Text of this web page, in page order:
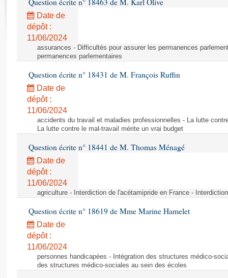
Rapports d'enquête
Rapports législatifs
Rapports sur l'application des lois
Baromètre de l’application des lois
Budget et sécurité sociale
Questions écrites et orales
Comptes rendus des débats
Question écrite n° 18463 de M. Karl Olive
Date de
dépôt :
11/06/2024
assurances - Difficultés pour assurer les permanences
permanences parlementaires
Question écrite n° 18431 de M. François Ruffin
Date de
dépôt :
11/06/2024
accidents du travail et maladies professionnelles - La lutte
La lutte contre le mal-travail mérite un vrai budget
Question écrite n° 18441 de M. Thomas Ménagé
Date de
dépôt :
11/06/2024
agriculture - Interdiction de l'acétamipride en France -
Question écrite n° 18619 de Mme Marine Hamelet
Date de
dépôt :
11/06/2024
personnes handicapées - Intégration des structures médico-
des structures médico-sociales au sein des écoles